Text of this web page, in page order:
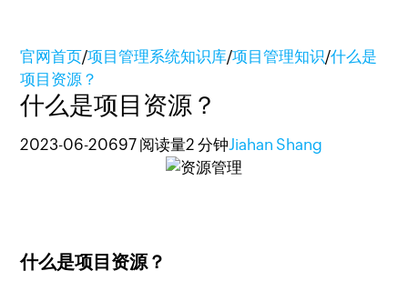
官网首页/项目管理系统知识库/项目管理知识/什么是
项目资源？
什么是项目资源？
2023-06-20697 阅读量2 分钟Jiahan Shang
什么是项目资源？